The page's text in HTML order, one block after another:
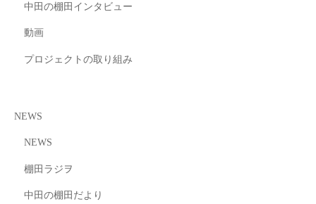
中田の棚田インタビュー
動画
プロジェクトの取り組み
NEWS
NEWS
棚田ラジヲ
中田の棚田だより